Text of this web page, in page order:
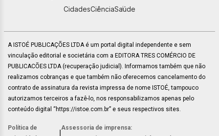
CidadesCiênciaSaúde
A ISTOÉ PUBLICAÇÕES LTDA é um portal digital independente e sem
vinculação editorial e societária com a EDITORA TRES COMÉRCIO DE
PUBLICACÕES LTDA (recuperação judicial). Informamos também que não
realizamos cobranças e que também não oferecemos cancelamento do
contrato de assinatura da revista impressa de nome ISTOÉ, tampouco
autorizamos terceiros a fazê-lo, nos responsabilizamos apenas pelo
conteúdo digital “https://istoe.com.br” e seus respectivos sites.
Política de
Assessoria de imprensa: